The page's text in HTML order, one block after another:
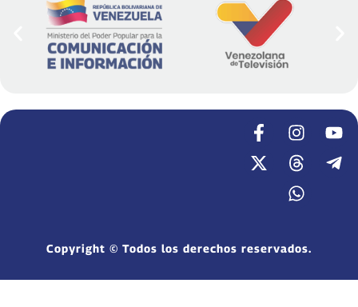
Copyright © Todos los derechos reservados.